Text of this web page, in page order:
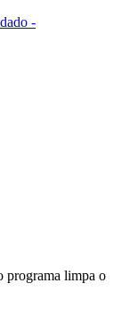
-
programa limpa o